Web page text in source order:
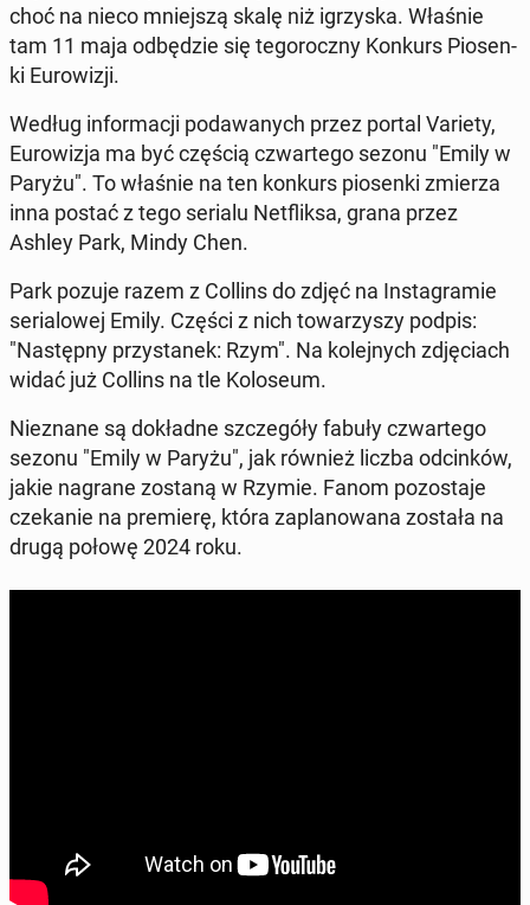
choć na nieco mniej­szą skalę niż igrzy­ska. Właśnie
tam 11 maja od­bę­dzie się te­go­rocz­ny Konkurs Pio­sen­
ki Eu­ro­wi­zji.
Według in­for­ma­cji po­da­wa­nych przez portal Variety,
Eu­ro­wi­zja ma być częścią czwar­te­go sezonu "Emily w
Paryżu". To właśnie na ten konkurs pio­sen­ki zmierza
inna postać z tego serialu Net­flik­sa, grana przez
Ashley Park, Mindy Chen.
Park pozuje razem z Collins do zdjęć na In­sta­gra­mie
se­ria­lo­wej Emily. Części z nich to­wa­rzy­szy podpis:
"Na­stęp­ny przy­sta­nek: Rzym". Na ko­lej­nych zdję­ciach
widać już Collins na tle Ko­lo­seum.
Nie­zna­ne są do­kład­ne szcze­gó­ły fabuły czwar­te­go
sezonu "Emily w Paryżu", jak również liczba od­cin­ków,
jakie nagrane zostaną w Rzymie. Fanom po­zo­sta­je
cze­ka­nie na pre­mie­rę, która za­pla­no­wa­na została na
drugą połowę 2024 roku.